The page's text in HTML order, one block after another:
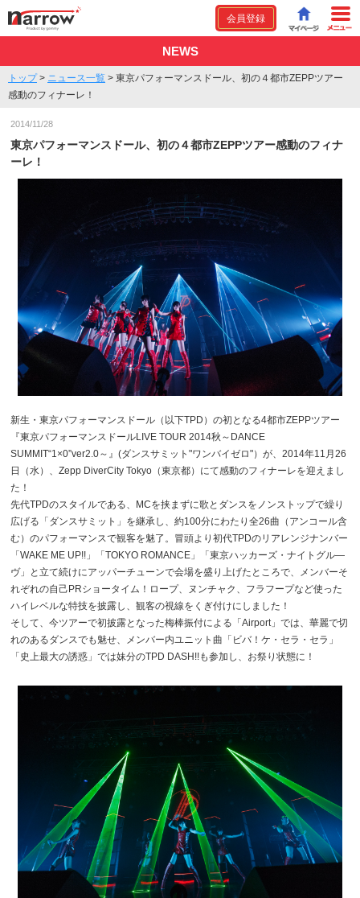
会員登録
NEWS
トップ> ニュース一覧 > 東京パフォーマンスドール、初の４都市ZEPPツアー
感動のフィナーレ！
2014/11/28
東京パフォーマンスドール、初の４都市ZEPPツアー感動のフィナ
ーレ！
新生・東京パフォーマンスドール（以下TPD）の初となる4都市ZEPPツアー
『東京パフォーマンスドールLIVE TOUR 2014秋～DANCE
SUMMIT“1×0”ver2.0～』(ダンスサミット"ワンバイゼロ"）が、2014年11月26
日（水）、Zepp DiverCity Tokyo（東京都）にて感動のフィナーレを迎えまし
た！
先代TPDのスタイルである、MCを挟まずに歌とダンスをノンストップで繰り
広げる「ダンスサミット」を継承し、約100分にわたり全26曲（アンコール含
む）のパフォーマンスで観客を魅了。冒頭より初代TPDのリアレンジナンバー
「WAKE ME UP!!」「TOKYO ROMANCE」「東京ハッカーズ・ナイトグル―
ヴ」と立て続けにアッパーチューンで会場を盛り上げたところで、メンバーそ
れぞれの自己PRショータイム！ロープ、ヌンチャク、フラフープなど使った
ハイレベルな特技を披露し、観客の視線をくぎ付けにしました！
そして、今ツアーで初披露となった梅棒振付による「Airport」では、華麗で切
れのあるダンスでも魅せ、メンバー内ユニット曲「ビバ！ケ・セラ・セラ」
「史上最大の誘惑」では妹分のTPD DASH!!も参加し、お祭り状態に！